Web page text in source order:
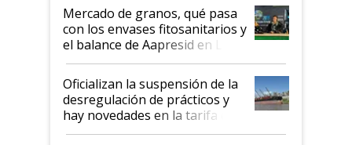
Mercado de granos, qué pasa
con los envases fitosanitarios y
el balance de Aapresid en La
Posta
Oficializan la suspensión de la
desregulación de prácticos y
hay novedades en la tarifa de
la hidrovía